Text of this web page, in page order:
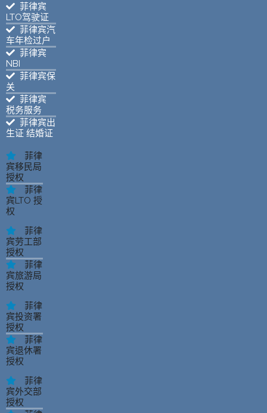
菲律宾
LTO驾驶证
菲律宾汽
车年检过户
菲律宾
NBI
菲律宾保
关
菲律宾
税务服务
菲律宾出
生证 结婚证
菲律
宾移民局
授权
菲律
宾LTO 授
权
菲律
宾劳工部
授权
菲律
宾旅游局
授权
菲律
宾投资署
授权
菲律
宾退休署
授权
菲律
宾外交部
授权